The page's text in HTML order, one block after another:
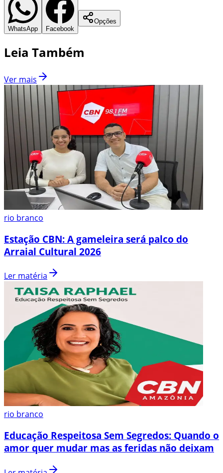
WhatsApp Facebook
Opções
Leia Também
Ver mais
rio branco
Estação CBN: A gameleira será palco do
Arraial Cultural 2026
Ler matéria
rio branco
Educação Respeitosa Sem Segredos: Quando o
amor quer mudar mas as feridas não deixam